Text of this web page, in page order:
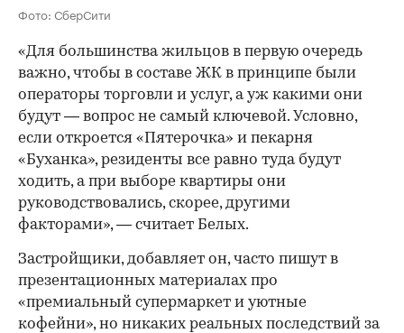
Фото: СберСити
«Для большинства жильцов в первую очередь
важно, чтобы в составе ЖК в принципе были
операторы торговли и услуг, а уж какими они
будут — вопрос не самый ключевой. Условно,
если откроется «Пятерочка» и пекарня
«Буханка», резиденты все равно туда будут
ходить, а при выборе квартиры они
руководствовались, скорее, другими
факторами», — считает Белых.
Застройщики, добавляет он, часто пишут в
презентационных материалах про
«премиальный супермаркет и уютные
кофейни», но никаких реальных последствий за